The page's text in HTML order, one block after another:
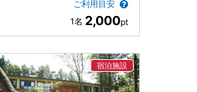
ご利用目安
2,000